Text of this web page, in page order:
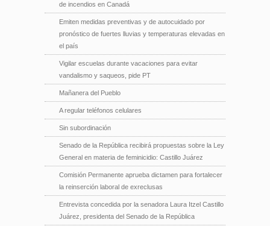
de incendios en Canadá
Emiten medidas preventivas y de autocuidado por
pronóstico de fuertes lluvias y temperaturas elevadas en
el país
Vigilar escuelas durante vacaciones para evitar
vandalismo y saqueos, pide PT
Mañanera del Pueblo
A regular teléfonos celulares
Sin subordinación
Senado de la República recibirá propuestas sobre la Ley
General en materia de feminicidio: Castillo Juárez
Comisión Permanente aprueba dictamen para fortalecer
la reinserción laboral de exreclusas
Entrevista concedida por la senadora Laura Itzel Castillo
Juárez, presidenta del Senado de la República